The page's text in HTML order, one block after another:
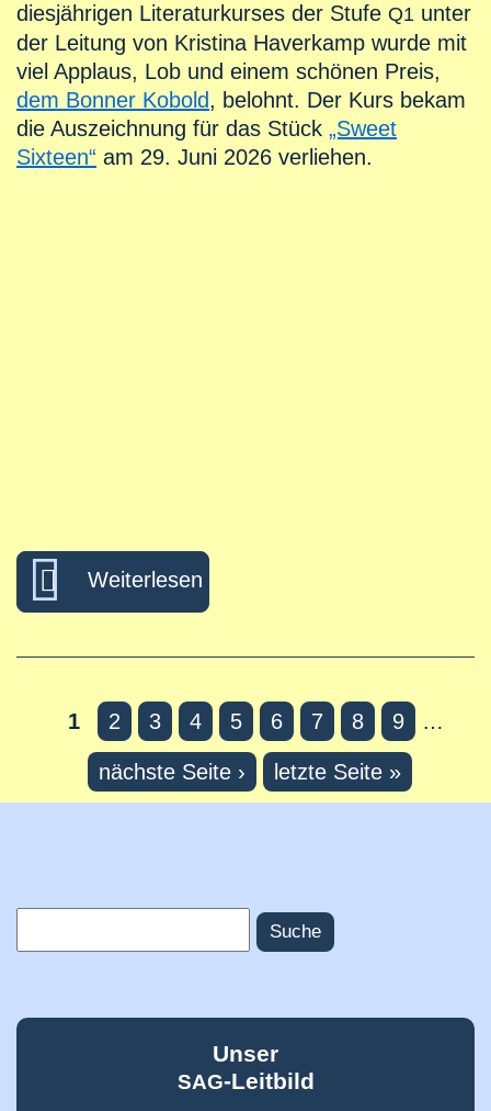
diesjährigen Literaturkurses der Stufe Q1 unter
der Leitung von Kristina Haverkamp wurde mit
viel Applaus, Lob und einem schönen Preis,
dem Bonner Kobold, belohnt. Der Kurs bekam
die Auszeichnung für das Stück „Sweet
Sixteen“ am 29. Juni 2026 verliehen.
Weiterlesen
Seiten
1 2 3 4 5 6 7 8 9 …
nächste Seite › letzte Seite »
Unser
SAG-Leitbild